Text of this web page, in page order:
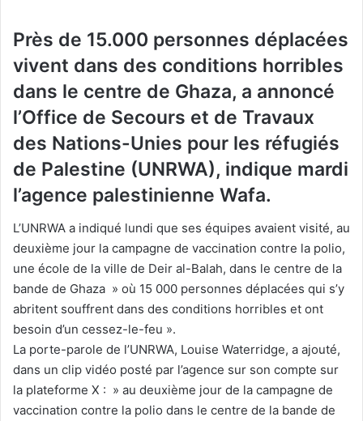
Près de 15.000 personnes déplacées
vivent dans des conditions horribles
dans le centre de Ghaza, a annoncé
l’Office de Secours et de Travaux
des Nations-Unies pour les réfugiés
de Palestine (UNRWA), indique mardi
l’agence palestinienne Wafa.
L’UNRWA a indiqué lundi que ses équipes avaient visité, au
deuxième jour la campagne de vaccination contre la polio,
une école de la ville de Deir al-Balah, dans le centre de la
bande de Ghaza » où 15 000 personnes déplacées qui s’y
abritent souffrent dans des conditions horribles et ont
besoin d’un cessez-le-feu ».
La porte-parole de l’UNRWA, Louise Waterridge, a ajouté,
dans un clip vidéo posté par l’agence sur son compte sur
la plateforme X : » au deuxième jour de la campagne de
vaccination contre la polio dans le centre de la bande de